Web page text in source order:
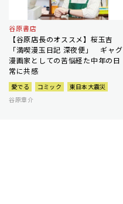
谷原書店
【谷原店長のオススメ】桜玉吉
「満喫漫玉日記 深夜便」 ギャグ
漫画家としての苦悩経た中年の日
常に共感
愛でる コミック
東日本大震災
谷原章介